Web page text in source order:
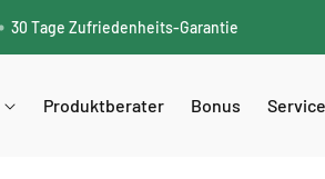
30 Tage Zufriedenheits-Garantie
Produktberater Bonus Service